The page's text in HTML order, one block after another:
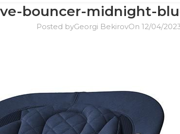
bouncer-midnight-
Posted byGeorgi BekirovOn 12/04/